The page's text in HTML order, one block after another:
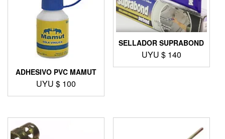
ADHESIVO PVC MAMUT
UYU $ 100
SELLADOR SUPRABOND
UYU $ 140